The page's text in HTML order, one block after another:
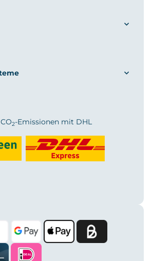
2-Emissionen mit DHL